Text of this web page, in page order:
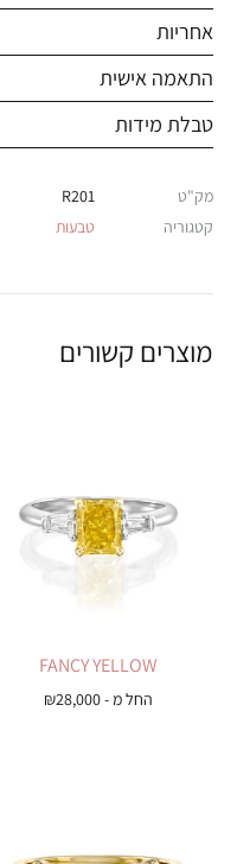
אחריות
התאמה אישית
טבלת מידות
מק"ט
R201
קטגוריה
טבעות
מוצרים קשורים
FANCY YELLOW
החל מ - ₪28,000